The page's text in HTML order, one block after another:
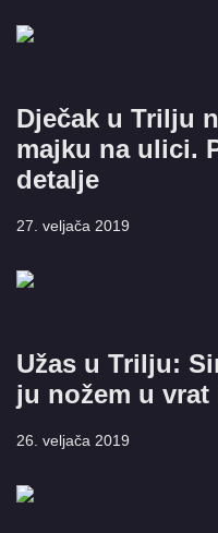
Dječak u Trilju
majku na ulici.
detalje
27. veljača 2019
Užas u Trilju:
ju nožem u vrat
26. veljača 2019